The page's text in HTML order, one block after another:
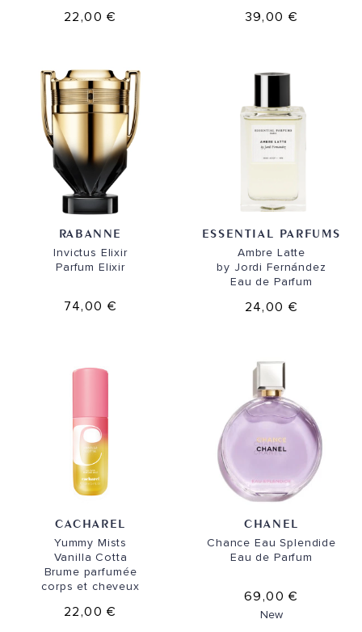
22,00 € 39,00 €
RABANNE
Invictus Elixir
Parfum Elixir
74,00 €
ESSENTIAL PARFUMS
Ambre Latte
by Jordi Fernández
Eau de Parfum
24,00 €
CACHAREL
Yummy Mists
Vanilla Cotta
Brume parfumée
corps et cheveux
22,00 €
CHANEL
Chance Eau Splendide
Eau de Parfum
69,00 €
New